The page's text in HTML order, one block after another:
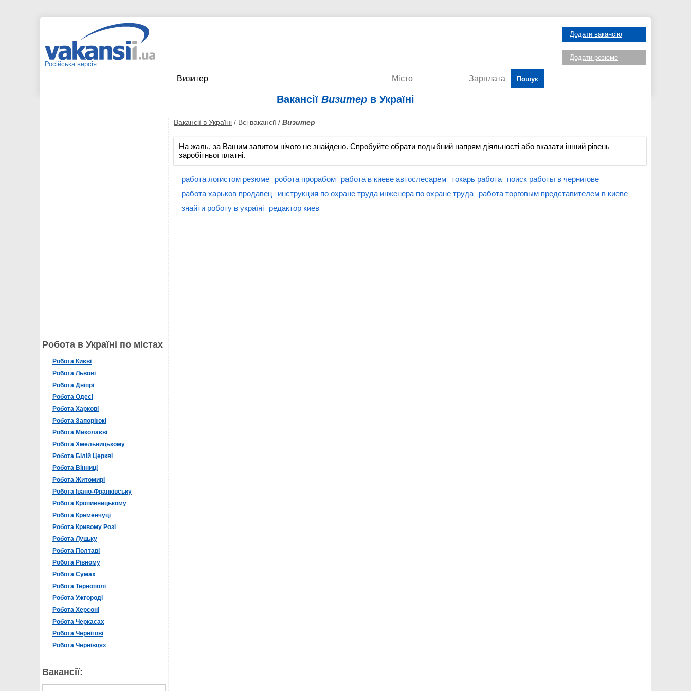
Російська версія
Пошук
Додати вакансію
Додати резюме
Вакансії Визитер в Україні
Робота в Україні по містах
Робота Києві
Робота Львові
Робота Дніпрі
Робота Одесі
Робота Харкові
Робота Запоріжжі
Робота Миколаєві
Робота Хмельницькому
Робота Білій Церкві
Робота Вінниці
Робота Житомирі
Робота Івано-Франківську
Робота Кропивницькому
Робота Кременчуці
Робота Кривому Розі
Робота Луцьку
Робота Полтаві
Робота Рівному
Робота Сумах
Робота Тернополі
Робота Ужгороді
Робота Херсоні
Робота Черкасах
Робота Чернігові
Робота Чернівцях
Вакансії:
Вакансії в Україні / Всі вакансії / Визитер
На жаль, за Вашим запитом нічого не знайдено. Спробуйте обрати подыбний напрям діяльності або вказати інший рівень
заробітньої платні.
работа логистом резюме робота прорабом работа в киеве автослесарем токарь работа
поиск работы в чернигове
работа харьков продавец
инструкция по охране труда инженера по охране труда
работа торговым представителем в киеве
знайти роботу в україні
редактор киев